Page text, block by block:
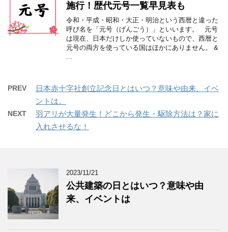
施行！歴代元号一覧早見表も
令和・平成・昭和・大正・明治という西暦と違った
呼び名を「元号（げんごう）」といいます。 元号
は現在、日本だけしか使っていないもので、西暦と
元号の両方を使っている国はほかにありません。 &
...
PREV
日本赤十字社創立記念日とはいつ？意味や由来、イベ
ントは。
NEXT
羽アリが大量発生！どこから発生・駆除方法は？家に
入れさせるな！
2023/11/21
公共建築の日とはいつ？意味や由
来、イベントは